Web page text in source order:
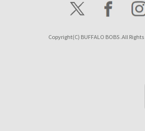
Copyright(C) BUFFALO BOBS .All